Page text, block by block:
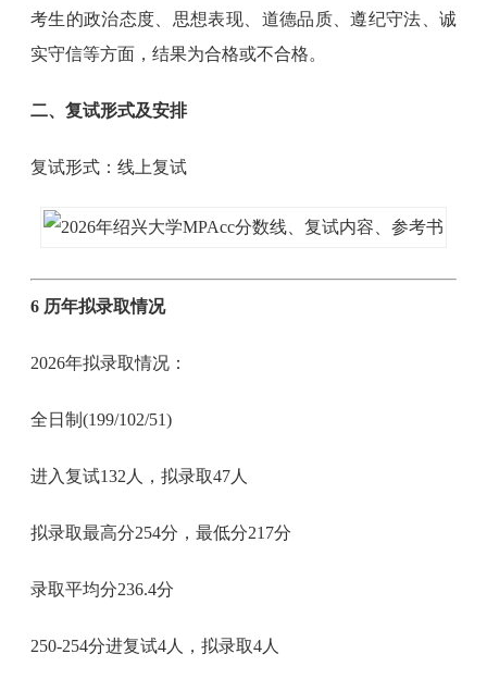
考生的政治态度、思想表现、道德品质、遵纪守法、诚
实守信等方面，结果为合格或不合格。
二、复试形式及安排
复试形式：线上复试
6 历年拟录取情况
2026年拟录取情况：
全日制(199/102/51)
进入复试132人，拟录取47人
拟录取最高分254分，最低分217分
录取平均分236.4分
250-254分进复试4人，拟录取4人